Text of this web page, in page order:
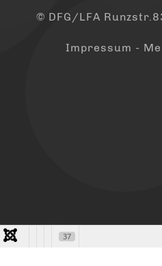
© DFG/LFA
Impressum -
37